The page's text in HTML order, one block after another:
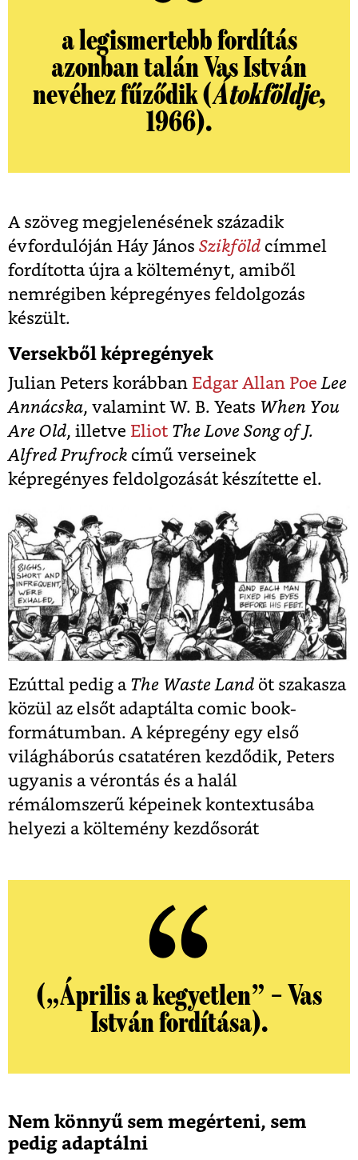
a legismertebb fordítás
azonban talán Vas István
nevéhez fűződik (Átokföldje,
1966).
A szöveg megjelenésének századik
évfordulóján Háy János Szikföld címmel
fordította újra a költeményt, amiből
nemrégiben képregényes feldolgozás
készült.
Versekből képregények
Julian Peters korábban Edgar Allan Poe Lee
Annácska, valamint W. B. Yeats When You
Are Old, illetve Eliot The Love Song of J.
Alfred Prufrock című verseinek
képregényes feldolgozását készítette el.
Ezúttal pedig a The Waste Land öt szakasza
közül az elsőt adaptálta comic book-
formátumban. A képregény egy első
világháborús csatatéren kezdődik, Peters
ugyanis a vérontás és a halál
rémálomszerű képeinek kontextusába
helyezi a költemény kezdősorát
(„Április a kegyetlen” – Vas
István fordítása).
Nem könnyű sem megérteni, sem
pedig adaptálni